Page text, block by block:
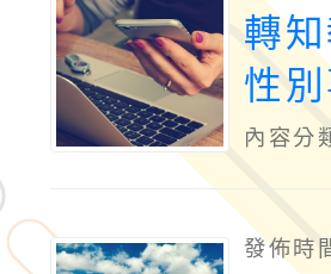
轉
性
進
內容分
發佈